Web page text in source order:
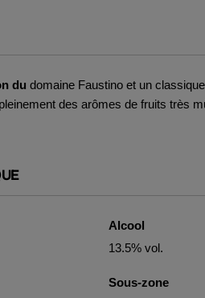
du domaine Faustino et un
des arômes de fruits très
Alcool
13.5% vol.
Sous-zone